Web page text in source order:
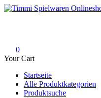
Skip
0
Your Cart
Startseite
Alle Produktkategorien
Produktsuche